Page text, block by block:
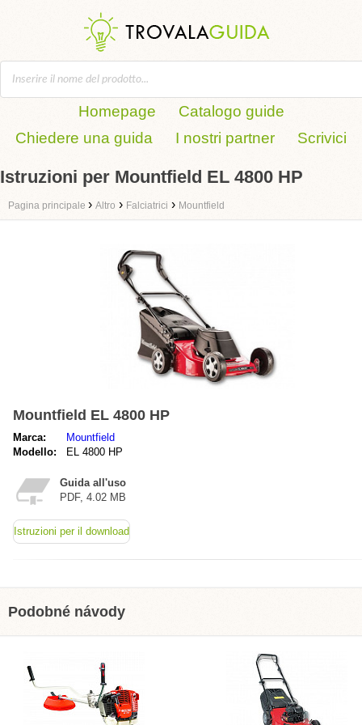
Homepage
Catalogo guide
Chiedere una guida
I nostri partner Scrivici
Istruzioni per Mountfield EL 4800 HP
Pagina principale › Altro › Falciatrici › Mountfield
Mountfield EL 4800 HP
Marca:
Mountfield
Modello:
EL 4800 HP
Guida all'uso
PDF, 4.02 MB
Istruzioni per il download
Podobné návody